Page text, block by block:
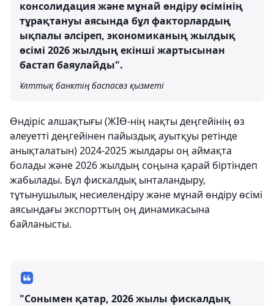
консолидация және мұнай өндіру өсімінің
тұрақтануы аясында бұл факторлардың
ықпалы әлсіреп, экономиканың жылдық
өсімі 2026 жылдың екінші жартысынан
бастап баяулайды".
Ұлттық банктің баспасөз қызметі
Өндіріс алшақтығы (ЖІӨ-нің нақты деңгейінің өз
әлеуетті деңгейінен пайыздық ауытқуы ретінде
анықталатын) 2024-2025 жылдары оң аймақта
болады және 2026 жылдың соңына қарай біртіндеп
жабылады. Бұл фискалдық ынталандыру,
тұтынушылық несиелендіру және мұнай өндіру өсімі
аясындағы экспорттың оң динамикасына
байланысты.
"Сонымен қатар, 2026 жылы фискалдық